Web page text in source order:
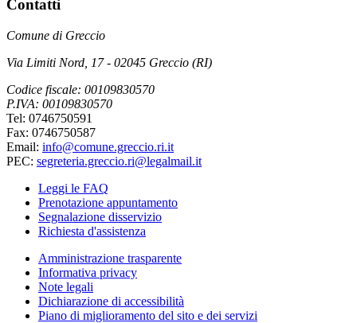
Contatti
Comune di Greccio
Via Limiti Nord, 17 - 02045 Greccio (RI)
Codice fiscale: 00109830570
P.IVA: 00109830570
Tel: 0746750591
Fax: 0746750587
Email: info@comune.greccio.ri.it
PEC: segreteria.greccio.ri@legalmail.it
Leggi le FAQ
Prenotazione appuntamento
Segnalazione disservizio
Richiesta d'assistenza
Amministrazione trasparente
Informativa privacy
Note legali
Dichiarazione di accessibilità
Piano di miglioramento del sito e dei servizi